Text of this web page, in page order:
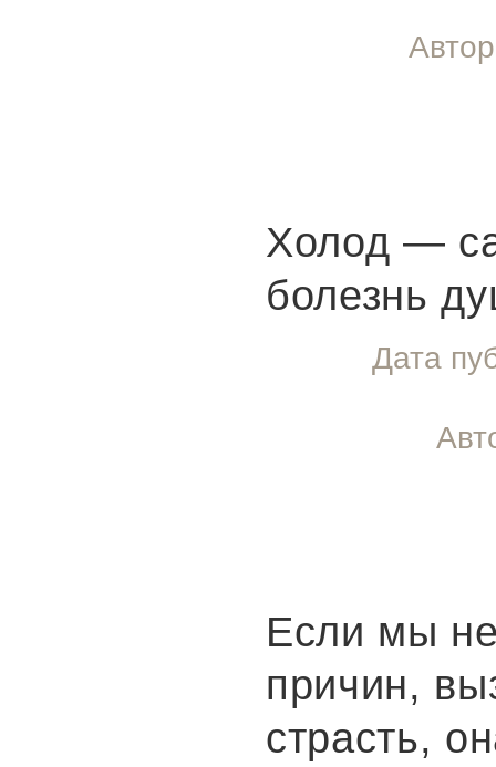
Холод —
болезнь
Дата
Если мы
причин,
страсть,